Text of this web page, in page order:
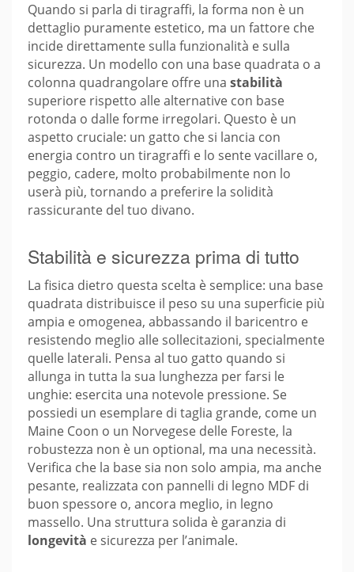
Quando si parla di tiragraffi, la forma non è un
dettaglio puramente estetico, ma un fattore che
incide direttamente sulla funzionalità e sulla
sicurezza. Un modello con una base quadrata o a
colonna quadrangolare offre una stabilità
superiore rispetto alle alternative con base
rotonda o dalle forme irregolari. Questo è un
aspetto cruciale: un gatto che si lancia con
energia contro un tiragraffi e lo sente vacillare o,
peggio, cadere, molto probabilmente non lo
userà più, tornando a preferire la solidità
rassicurante del tuo divano.
Stabilità e sicurezza prima di tutto
La fisica dietro questa scelta è semplice: una base
quadrata distribuisce il peso su una superficie più
ampia e omogenea, abbassando il baricentro e
resistendo meglio alle sollecitazioni, specialmente
quelle laterali. Pensa al tuo gatto quando si
allunga in tutta la sua lunghezza per farsi le
unghie: esercita una notevole pressione. Se
possiedi un esemplare di taglia grande, come un
Maine Coon o un Norvegese delle Foreste, la
robustezza non è un optional, ma una necessità.
Verifica che la base sia non solo ampia, ma anche
pesante, realizzata con pannelli di legno MDF di
buon spessore o, ancora meglio, in legno
massello. Una struttura solida è garanzia di
longevità e sicurezza per l’animale.